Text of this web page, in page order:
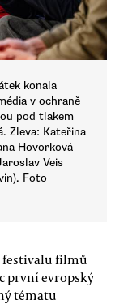
konala
v ochraně
pod tlakem
Zleva: Kateřina
Hovorková
Veis
Foto
festivalu filmů
první evropský
tématu